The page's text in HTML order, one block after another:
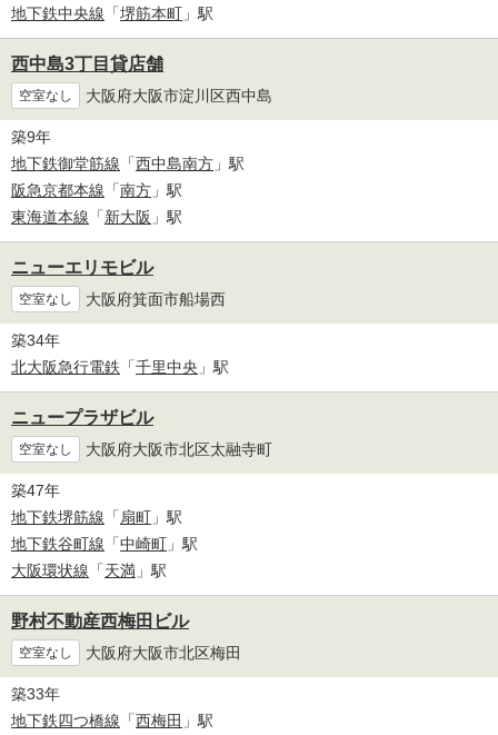
地下鉄中央線 「堺筋本町 」駅
西中島3丁目貸店舗
空室なし 大阪府大阪市淀川区西中島
築9年
地下鉄御堂筋線 「西中島南方 」駅
阪急京都本線 「南方 」駅
東海道本線 「新大阪 」駅
ニューエリモビル
空室なし 大阪府箕面市船場西
築34年
北大阪急行電鉄 「千里中央 」駅
ニュープラザビル
空室なし 大阪府大阪市北区太融寺町
築47年
地下鉄堺筋線 「扇町 」駅
地下鉄谷町線 「中崎町 」駅
大阪環状線 「天満 」駅
野村不動産西梅田ビル
空室なし 大阪府大阪市北区梅田
築33年
地下鉄四つ橋線 「西梅田 」駅